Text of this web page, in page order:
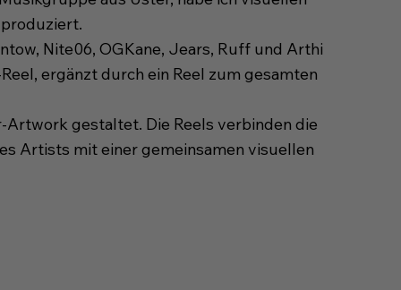
Nite06, OGKane, Jears, Ruff und Arthi
ergänzt durch ein Reel zum gesamten
Artwork gestaltet. Die Reels verbinden die
Artists mit einer gemeinsamen visuellen